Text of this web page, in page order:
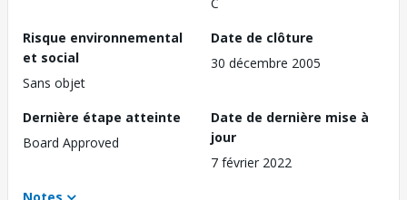
C
Risque environnemental
et social
Sans objet
Date de clôture
30 décembre 2005
Dernière étape atteinte
Board Approved
Date de dernière mise à
jour
7 février 2022